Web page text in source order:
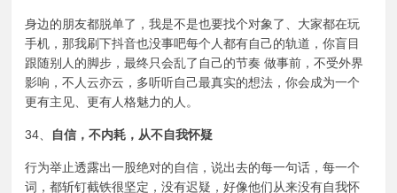
身边的朋友都脱单了，我是不是也要找个对象了、大家都在玩
手机，那我刷下抖音也没事吧每个人都有自己的轨道，你盲目
跟随别人的脚步，最终只会乱了自己的节奏 做事前，不受外界
影响，不人云亦云，多听听自己最真实的想法，你会成为一个
更有主见、更有人格魅力的人。
34、 自信，不内耗，从不自我怀疑
行为举止透露出一股绝对的自信，说出去的每一句话，每一个
词，都斩钉截铁很坚定，没有迟疑，好像他们从来没有自我怀